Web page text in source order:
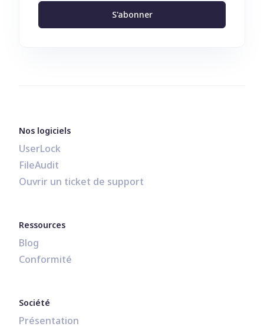
S'abonner
Nos logiciels
UserLock
FileAudit
Ouvrir un ticket de support
Ressources
Blog
Conformité
Société
Présentation